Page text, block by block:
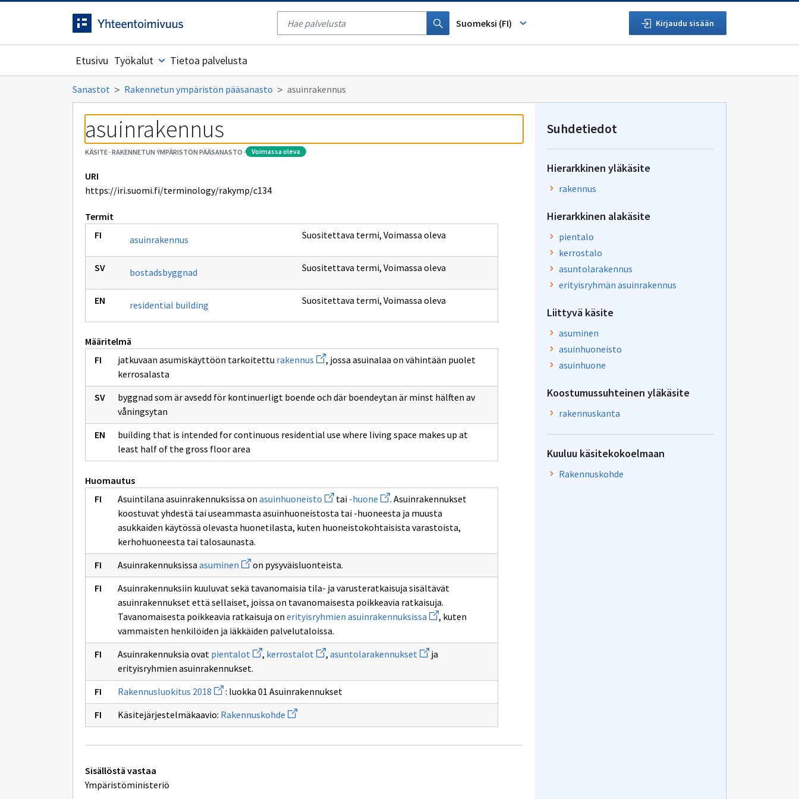
Siirrytty
Tyhjennä
haku
Suomeksi (FI) Kirjaudu sisään
Etusivu Työkalut Tietoa palvelusta
Sanastot Rakennetun ympäristön pääsanasto asuinrakennus
asuinrakennus
KÄSITE· RAKENNETUN YMPÄRISTÖN PÄÄSANASTO · voimassa oleva
URI
https://iri.suomi.fi/terminology/rakymp/c134
Termit
asuinrakennus
Suositettava termi, Voimassa oleva
bostadsbyggnad Suositettava termi, Voimassa oleva
residential building Suositettava termi, Voimassa oleva
Määritelmä
jatkuvaan asumiskäyttöön tarkoitettu rakennus Avaa
uuden
sivulle
rakennus
, jossa asuinalaa on vähintään puolet
kerrosalasta
byggnad som är avsedd för kontinuerligt boende och där boendeytan är minst hälften av
våningsytan
building that is intended for continuous residential use where living space makes up at
least half of the gross floor area
Huomautus
Asuintilana asuinrakennuksissa on asuinhuoneisto Avaa
uuden
ikkunan
sivulle
asuinhuoneisto
tai -huone Avaa
uuden
ikkunan
sivulle
-
. Asuinrakennukset
koostuvat yhdestä tai useammasta asuinhuoneistosta tai -huoneesta ja muusta
asukkaiden käytössä olevasta huonetilasta, kuten huoneistokohtaisista varastoista,
kerhohuoneesta tai talosaunasta.
Asuinrakennuksissa asuminen Avaa
uuden
ikkunan
sivulle
asuminen
on pysyväisluonteista.
Asuinrakennuksiin kuuluvat sekä tavanomaisia tila- ja varusteratkaisuja sisältävät
asuinrakennukset että sellaiset, joissa on tavanomaisesta poikkeavia ratkaisuja.
Tavanomaisesta poikkeavia ratkaisuja on erityisryhmien asuinrakennuksissa Avaa
uuden
sivulle
erityisryhmien
asuinrakennuksissa
, kuten
vammaisten henkilöiden ja iäkkäiden palvelutaloissa.
Asuinrakennuksia ovat pientalot Avaa
uuden
ikkunan
sivulle
pientalot
, kerrostalot Avaa
uuden
sivulle
kerrostalot
, asuntolarakennukset Avaa
uuden
sivulle
ja
erityisryhmien asuinrakennukset.
Rakennusluokitus 2018 Avaa
uuden
ikkunan
sivulle
Rakennusluokitus
: luokka 01 Asuinrakennukset
Käsitejärjestelmäkaavio: Rakennuskohde Avaa
uuden
ikkunan
Tekniset
lisätiedot
Sisällöstä vastaa
Ympäristöministeriö
Suhdetiedot
Hierarkkinen yläkäsite
rakennus
Hierarkkinen alakäsite
pientalo
kerrostalo
asuntolarakennus
erityisryhmän asuinrakennus
Liittyvä käsite
asuminen
asuinhuoneisto
asuinhuone
Koostumussuhteinen yläkäsite
rakennuskanta
Kuuluu käsitekokoelmaan
Rakennuskohde